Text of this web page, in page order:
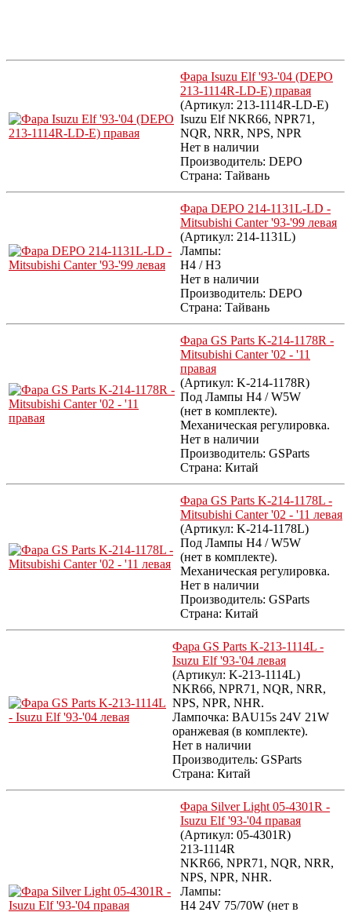
Фара Isuzu Elf '93-'04 (DEPO
213-1114R-LD-E) правая
(Артикул: 213-1114R-LD-E)
Isuzu Elf NKR66, NPR71,
NQR, NRR, NPS, NPR
Нет в наличии
Производитель: DEPO
Страна: Тайвань
Фара DEPO 214-1131L-LD -
Mitsubishi Canter '93-'99 левая
(Артикул: 214-1131L)
Лампы:
H4 / H3
Нет в наличии
Производитель: DEPO
Страна: Тайвань
Фара GS Parts K-214-1178R -
Mitsubishi Canter '02 - '11
правая
(Артикул: K-214-1178R)
Под Лампы H4 / W5W
(нет в комплекте).
Механическая регулировка.
Нет в наличии
Производитель: GSParts
Страна: Китай
Фара GS Parts K-214-1178L -
Mitsubishi Canter '02 - '11 левая
(Артикул: K-214-1178L)
Под Лампы H4 / W5W
(нет в комплекте).
Механическая регулировка.
Нет в наличии
Производитель: GSParts
Страна: Китай
Фара GS Parts K-213-1114L -
Isuzu Elf '93-'04 левая
(Артикул: K-213-1114L)
NKR66, NPR71, NQR, NRR,
NPS, NPR, NHR.
Лампочка: BAU15s 24V 21W
оранжевая (в комплекте).
Нет в наличии
Производитель: GSParts
Страна: Китай
Фара Silver Light 05-4301R -
Isuzu Elf '93-'04 правая
(Артикул: 05-4301R)
213-1114R
NKR66, NPR71, NQR, NRR,
NPS, NPR, NHR.
Лампы:
H4 24V 75/70W (нет в